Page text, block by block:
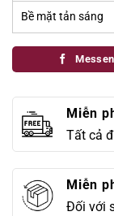
Bề mặt tản sáng
Miễn
Tất cả
Miễn
Đối với